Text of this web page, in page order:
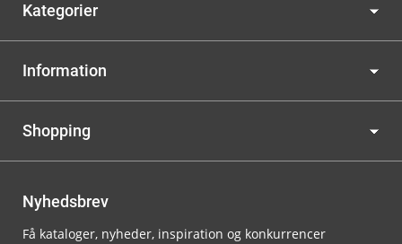
Kategorier
Information
Shopping
Nyhedsbrev
Få kataloger, nyheder, inspiration og konkurrencer